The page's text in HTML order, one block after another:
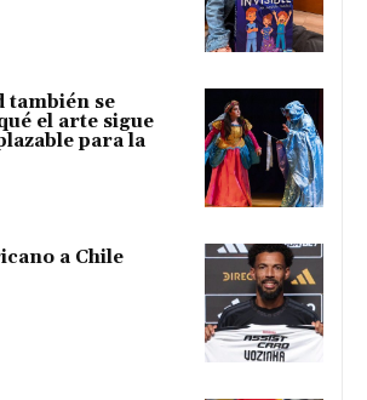
también se
el arte sigue
para la
a Chile